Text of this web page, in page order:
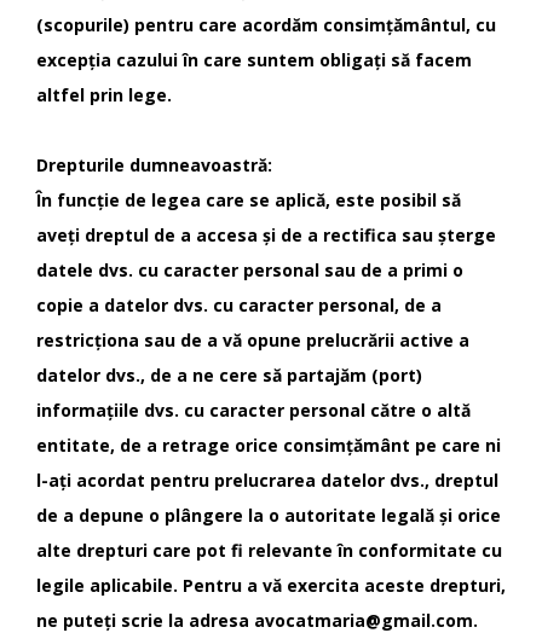
(scopurile) pentru care acordăm consimțământul, cu
excepția cazului în care suntem obligați să facem
altfel prin lege.
Drepturile dumneavoastră:
În funcție de legea care se aplică, este posibil să
aveți dreptul de a accesa și de a rectifica sau șterge
datele dvs. cu caracter personal sau de a primi o
copie a datelor dvs. cu caracter personal, de a
restricționa sau de a vă opune prelucrării active a
datelor dvs., de a ne cere să partajăm (port)
informațiile dvs. cu caracter personal către o altă
entitate, de a retrage orice consimțământ pe care ni
l-ați acordat pentru prelucrarea datelor dvs., dreptul
de a depune o plângere la o autoritate legală și orice
alte drepturi care pot fi relevante în conformitate cu
legile aplicabile. Pentru a vă exercita aceste drepturi,
ne puteți scrie la adresa avocatmaria@gmail.com.